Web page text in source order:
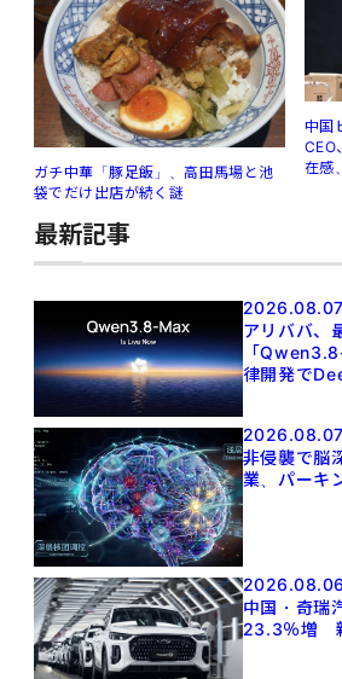
ガチ中華「豚足飯」、高田馬場と池
袋でだけ出店が続く謎
中国
CEO
在感
最新記事
2026.08.07
アリババ、
「
律開発で
2026.08.07
非侵襲で脳
業、パーキ
2026.08.06
中国・奇瑞
23.3％増